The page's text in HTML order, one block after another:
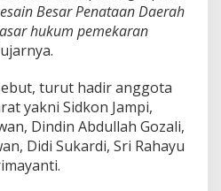
Besar Penataan Daerah
hukum pemekaran
turut hadir anggota
yakni Sidkon Jampi,
Dindin Abdullah Gozali,
Didi Sukardi, Sri Rahayu